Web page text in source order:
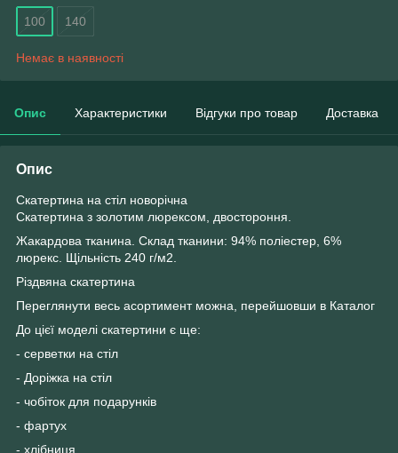
100 140
Немає в наявності
Опис Характеристики Відгуки про товар Доставка
Опис
Скатертина на стіл новорічна
Скатертина з золотим люрексом, двостороння.
Жакардова тканина. Склад тканини: 94% поліестер, 6%
люрекс. Щільність 240 г/м2.
Різдвяна скатертина
Переглянути весь асортимент можна, перейшовши в Каталог
До цієї моделі скатертини є ще:
- серветки на стіл
- Доріжка на стіл
- чобіток для подарунків
- фартух
- хлібниця